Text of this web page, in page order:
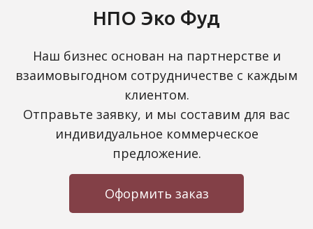
НПО Эко Фуд
Наш бизнес основан на партнерстве и
взаимовыгодном сотрудничестве с каждым
клиентом.
Отправьте заявку, и мы составим для вас
индивидуальное коммерческое
предложение.
Оформить заказ